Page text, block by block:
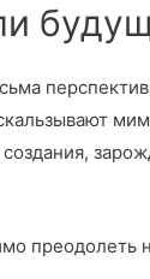
создания,
преодолеть